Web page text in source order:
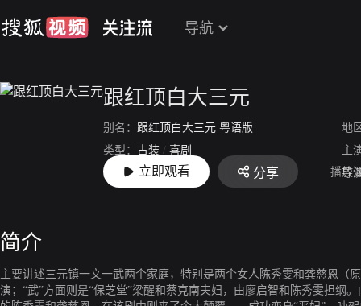
导航
跟红顶白大三元
别名： 跟红顶白大三元 粤语版
地
类型： 古装 / 喜剧
主
上映： 2009-10-27 导
立即观看 分享 播放
简介
主要讲述三元镇一文一武两个家庭，特别是两个女人陈秀雯和龚慈恩（
演；“武”方面则是“保芝堂”梁醒和蔡克南夫妇，由廖启智和陈秀雯担纲